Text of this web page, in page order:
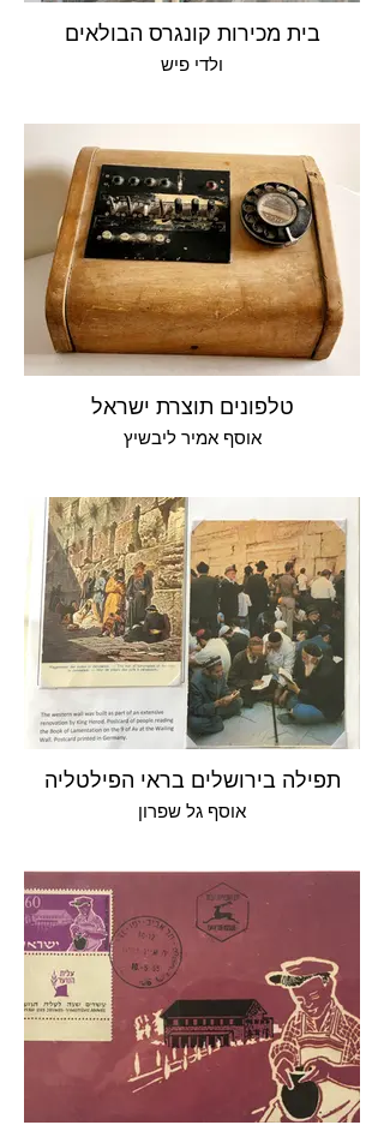
בית מכירות קונגרס הבולאים
ולדי פיש
טלפונים תוצרת ישראל
אוסף אמיר ליבשיץ
תפילה בירושלים בראי הפילטליה
אוסף גל שפרון